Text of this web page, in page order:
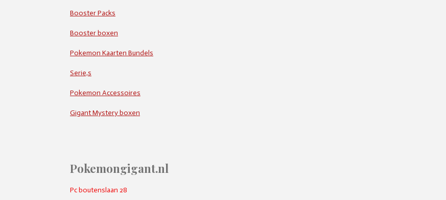
Booster Packs
Booster boxen
Pokemon Kaarten Bundels
Serie,s
Pokemon Accessoires
Gigant Mystery boxen
Pokemongigant.nl
Pc boutenslaan 28